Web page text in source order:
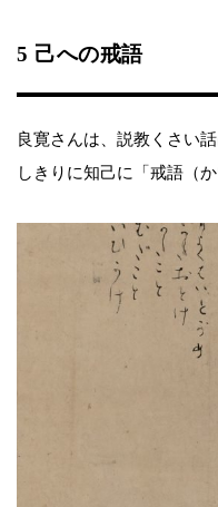
5 己への戒語
良寛さんは、説教くさい
しきりに知己に「戒語（